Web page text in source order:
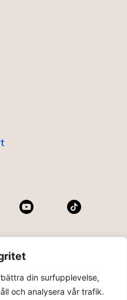
din surfupplevelse,
och analysera vår trafik.
som innehas av
Patent- och